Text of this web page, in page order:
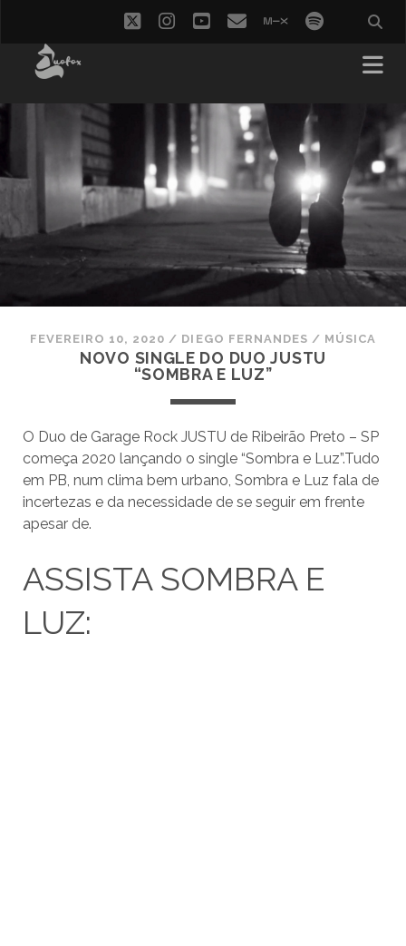
twitterinstagram
youtube
emailmixcloud
spotify
FEVEREIRO 10, 2020 / DIEGO FERNANDES / MÚSICA
NOVO SINGLE DO DUO JUSTU
“SOMBRA E LUZ”
O Duo de Garage Rock JUSTU de Ribeirão Preto – SP
começa 2020 lançando o single “Sombra e Luz”.Tudo
em PB, num clima bem urbano, Sombra e Luz fala de
incertezas e da necessidade de se seguir em frente
apesar de.
ASSISTA SOMBRA E
LUZ: